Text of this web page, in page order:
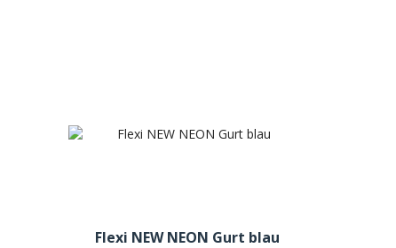
Flexi NEW NEON Gurt blau